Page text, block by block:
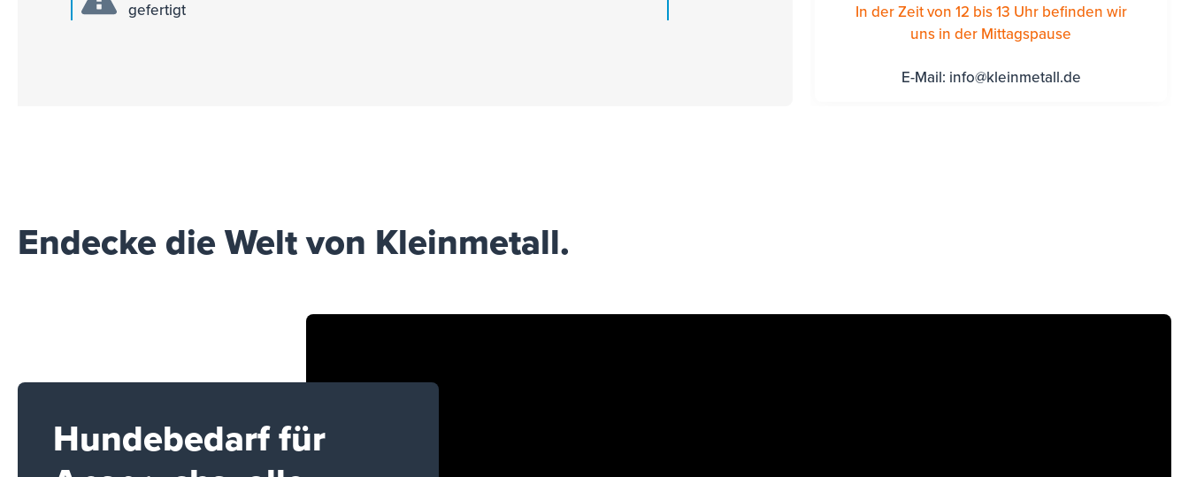
gefertigt
In der Zeit von 12 bis 13 Uhr befinden wir
uns in der Mittagspause
E-Mail: info@kleinmetall.de
Endecke die Welt von Kleinmetall.
Hundebedarf für